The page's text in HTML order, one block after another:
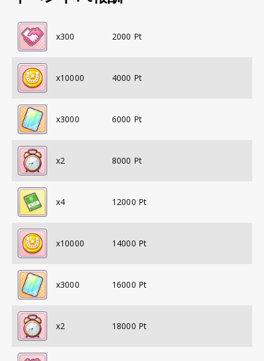
x300 2000 Pt
x10000 4000 Pt
x3000 6000 Pt
x2 8000 Pt
x4 12000 Pt
x10000 14000 Pt
x3000 16000 Pt
x2 18000 Pt